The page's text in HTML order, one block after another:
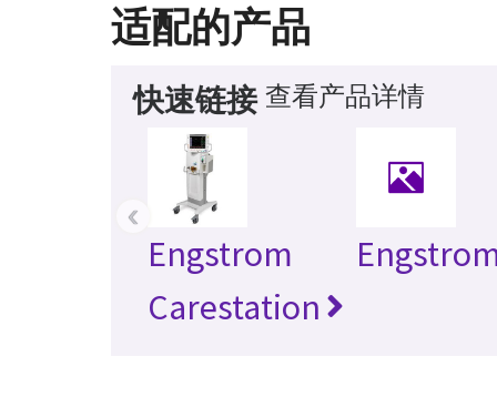
适配的产品
快速链接 查看产品详情
Engstrom
Carestation
‹